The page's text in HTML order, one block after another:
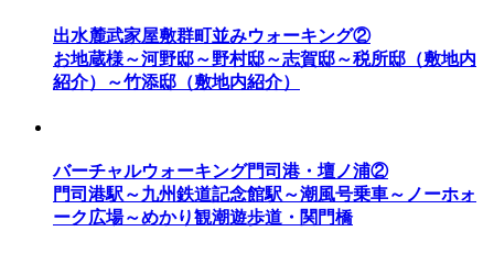
出水麓武家屋敷群町並みウォーキング②
お地蔵様～河野邸～野村邸～志賀邸～税所邸（敷地内
紹介）～竹添邸（敷地内紹介）
バーチャルウォーキング門司港・壇ノ浦②
門司港駅～九州鉄道記念館駅～潮風号乗車～ノーホォ
ーク広場～めかり観潮遊歩道・関門橋